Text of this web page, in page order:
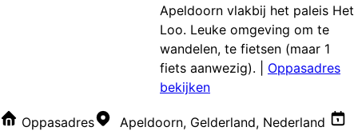
Apeldoorn vlakbij het paleis Het
Loo. Leuke omgeving om te
wandelen, te fietsen (maar 1
fiets aanwezig).
Oppasadres
bekijken
Oppasadres
Apeldoorn, Gelderland, Nederland